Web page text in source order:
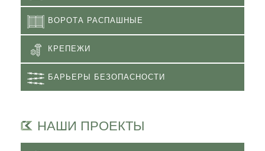
ВОРОТА РАСПАШНЫЕ
КРЕПЕЖИ
БАРЬЕРЫ БЕЗОПАСНОСТИ
НАШИ ПРОЕКТЫ